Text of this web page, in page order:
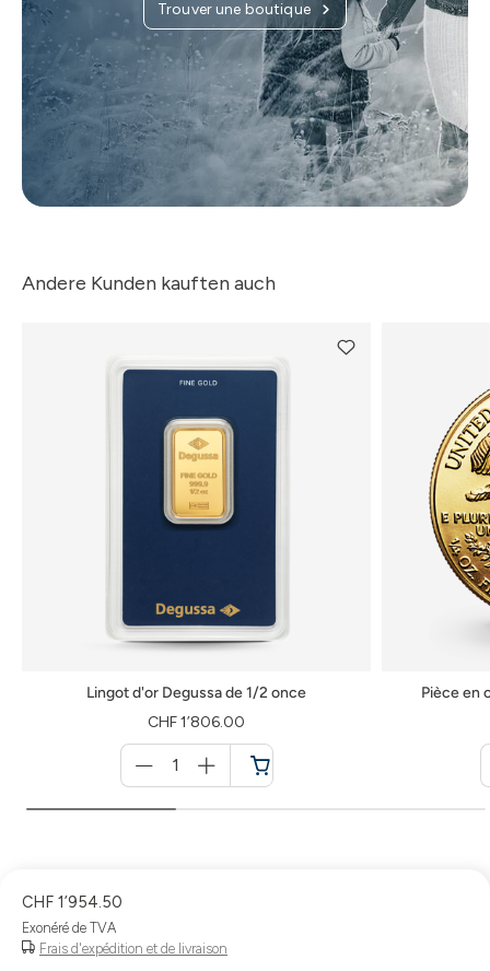
Trouver une boutique
Andere Kunden kauften auch
Lingot d'or Degussa de 1/2 once
CHF 1’806.00
für
Panier
Pièce en
CHF 1’954.50
Exonéré de TVA
Frais d'expédition et de livraison